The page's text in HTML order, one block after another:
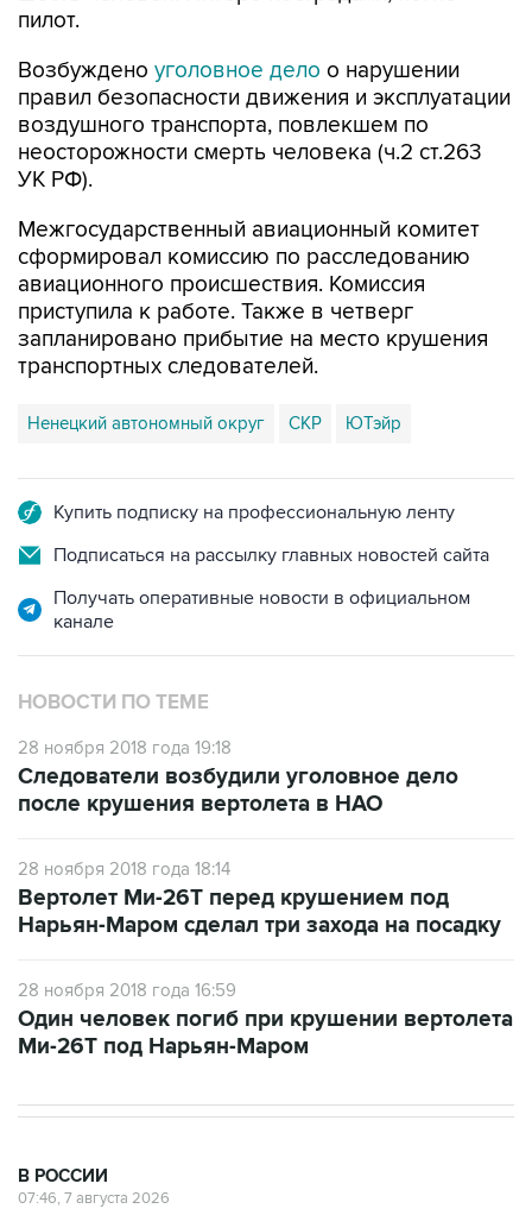
пилот.
Возбуждено уголовное дело о нарушении
правил безопасности движения и эксплуатации
воздушного транспорта, повлекшем по
неосторожности смерть человека (ч.2 ст.263
УК РФ).
Межгосударственный авиационный комитет
сформировал комиссию по расследованию
авиационного происшествия. Комиссия
приступила к работе. Также в четверг
запланировано прибытие на место крушения
транспортных следователей.
Ненецкий автономный округ СКР ЮТэйр
Купить подписку на профессиональную ленту
Подписаться на рассылку главных новостей сайта
Получать оперативные новости в официальном
канале
НОВОСТИ ПО ТЕМЕ
28 ноября 2018 года 19:18
Следователи возбудили уголовное дело
после крушения вертолета в НАО
28 ноября 2018 года 18:14
Вертолет Ми-26Т перед крушением под
Нарьян-Маром сделал три захода на посадку
28 ноября 2018 года 16:59
Один человек погиб при крушении вертолета
Ми-26Т под Нарьян-Маром
В РОССИИ
07:46, 7 августа 2026